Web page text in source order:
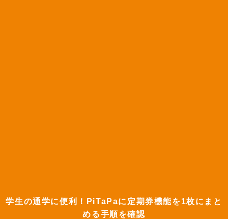
学生の通学に便利！PiTaPaに定期券機能を1枚にまと
める手順を確認